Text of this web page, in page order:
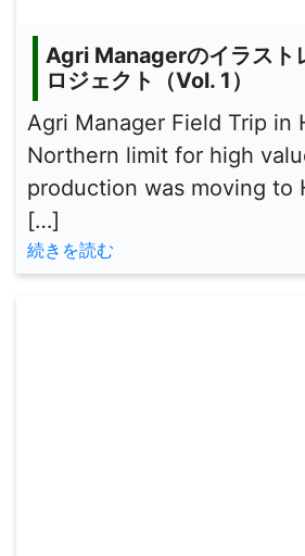
Agri Managerのイラスト
ロジェクト（Vol. 1）
Agri Manager Field Trip in
Northern limit for high
production was moving to
[…]
続きを読む